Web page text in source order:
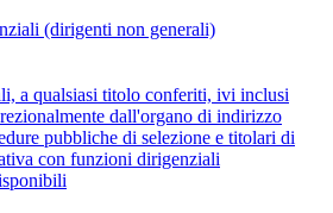
(dirigenti non generali)
a qualsiasi titolo conferiti, ivi inclusi
dall'organo di indirizzo
pubbliche di selezione e titolari di
con funzioni dirigenziali